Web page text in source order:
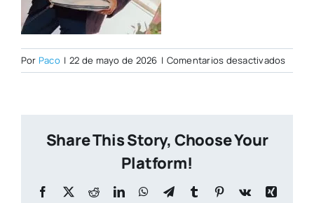
Por Paco | 22 de mayo de 2026 | Comentarios desactivadosen
Share This Story, Choose Your
Platform!
Facebook
X RedditLinkedInWhatsApp
TelegramTumblr Pinterest
Vk
Xing